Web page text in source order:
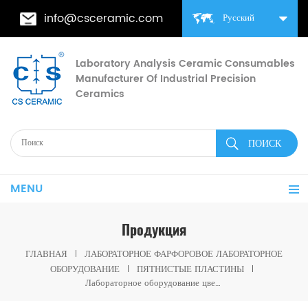
Русский
info@csceramic.com
Laboratory Analysis Ceramic Consumables
Manufacturer Of Industrial Precision
Ceramics
MENU
Продукция
ГЛАВНАЯ
ЛАБОРАТОРНОЕ ФАРФОРОВОЕ ЛАБОРАТОРНОЕ
ОБОРУДОВАНИЕ
ПЯТНИСТЫЕ ПЛАСТИНЫ
Лабораторное оборудование цветных пластин 4 полостей для фарфора для тестирования